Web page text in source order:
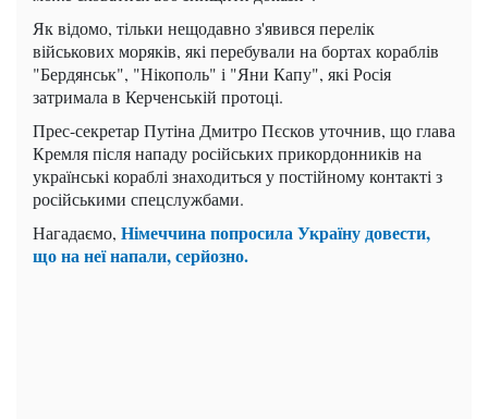
Як відомо, тільки нещодавно з'явився перелік
військових моряків, які перебували на бортах кораблів
"Бердянськ", "Нікополь" і "Яни Капу", які Росія
затримала в Керченській протоці.
Прес-секретар Путіна Дмитро Пєсков уточнив, що глава
Кремля після нападу російських прикордонників на
українські кораблі знаходиться у постійному контакті з
російськими спецслужбами.
Нагадаємо, Німеччина попросила Україну довести,
що на неї напали, серйозно.